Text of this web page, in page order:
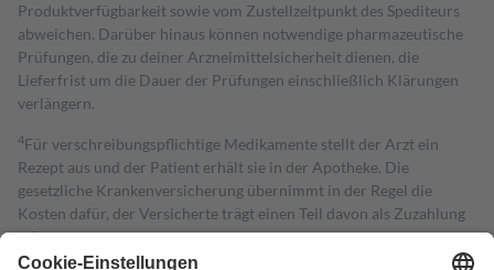
Produktverfügbarkeit sowie vom Zustellzeitpunkt des Spediteurs
abweichen. Darüber hinaus können notwendige pharmazeutische
Prüfungen, die zu deiner Arzneimittelsicherheit dienen, die
Lieferfrist um die Dauer der Prüfungen einschließlich Klärungen
verlängern.
4Für verschreibungspflichtige Medikamente stellt der Arzt ein
Rezept aus und der Patient erhält sie in der Apotheke. Die
gesetzliche Krankenversicherung übernimmt in der Regel die
Kosten dafür, der Versicherte trägt einen Teil davon als Zuzahlung
mit.
Grundsätzlich leisten Mitglieder Zuzahlungen in Höhe von zehn